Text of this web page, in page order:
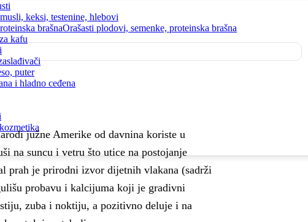
keksi, testenine, hlebovi
Orašasti plodovi, semenke, proteinska brašna
kafu
puter
i hladno ceđena
južne Amerike od davnina koriste u
na suncu i vetru što utice na postojanje
prah je prirodni izvor dijetnih vlakana (sadrži
probavu i kalcijuma koji je gradivni
zuba i noktiju, a pozitivno deluje i na